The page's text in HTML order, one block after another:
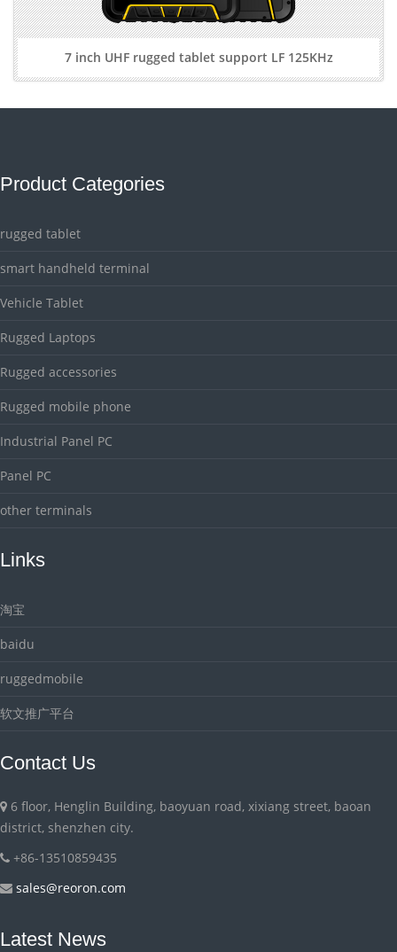
7 inch UHF rugged tablet support LF 125KHz
Product Categories
rugged tablet
smart handheld terminal
Vehicle Tablet
Rugged Laptops
Rugged accessories
Rugged mobile phone
Industrial Panel PC
Panel PC
other terminals
Links
淘宝
baidu
ruggedmobile
软文推广平台
Contact Us
6 floor, Henglin Building, baoyuan road, xixiang street, baoan
district, shenzhen city.
+86-13510859435
sales@reoron.com
Latest News